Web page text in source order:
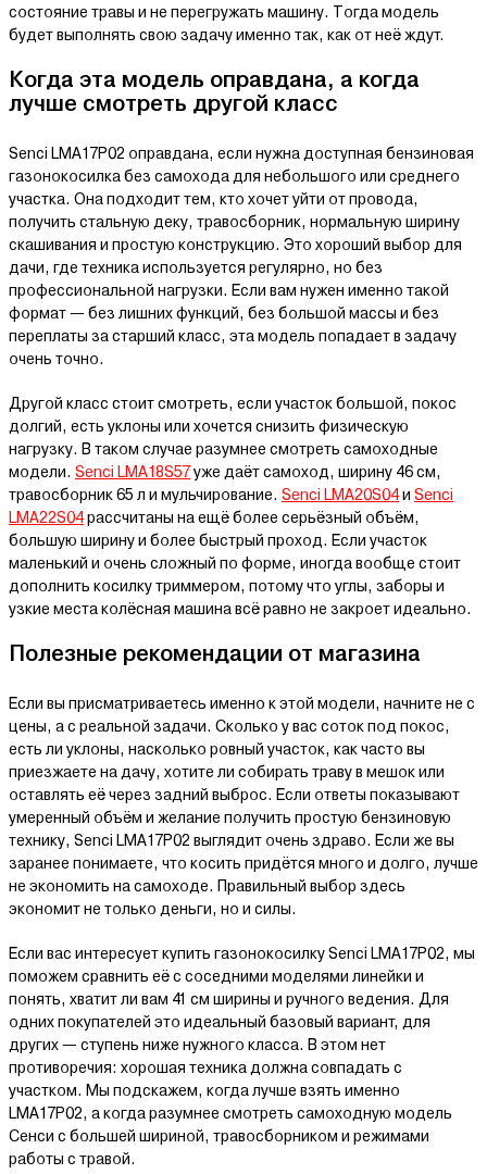
состояние травы и не перегружать машину. Тогда модель
будет выполнять свою задачу именно так, как от неё ждут.
Когда эта модель оправдана, а когда
лучше смотреть другой класс
Senci LMA17P02 оправдана, если нужна доступная бензиновая
газонокосилка без самохода для небольшого или среднего
участка. Она подходит тем, кто хочет уйти от провода,
получить стальную деку, травосборник, нормальную ширину
скашивания и простую конструкцию. Это хороший выбор для
дачи, где техника используется регулярно, но без
профессиональной нагрузки. Если вам нужен именно такой
формат — без лишних функций, без большой массы и без
переплаты за старший класс, эта модель попадает в задачу
очень точно.
Другой класс стоит смотреть, если участок большой, покос
долгий, есть уклоны или хочется снизить физическую
нагрузку. В таком случае разумнее смотреть самоходные
модели. Senci LMA18S57уже даёт самоход, ширину 46 см,
травосборник 65 л и мульчирование. Senci LMA20S04и Senci
LMA22S04рассчитаны на ещё более серьёзный объём,
большую ширину и более быстрый проход. Если участок
маленький и очень сложный по форме, иногда вообще стоит
дополнить косилку триммером, потому что углы, заборы и
узкие места колёсная машина всё равно не закроет идеально.
Полезные рекомендации от магазина
Если вы присматриваетесь именно к этой модели, начните не с
цены, а с реальной задачи. Сколько у вас соток под покос,
есть ли уклоны, насколько ровный участок, как часто вы
приезжаете на дачу, хотите ли собирать траву в мешок или
оставлять её через задний выброс. Если ответы показывают
умеренный объём и желание получить простую бензиновую
технику, Senci LMA17P02 выглядит очень здраво. Если же вы
заранее понимаете, что косить придётся много и долго, лучше
не экономить на самоходе. Правильный выбор здесь
экономит не только деньги, но и силы.
Если вас интересует купить газонокосилку Senci LMA17P02, мы
поможем сравнить её с соседними моделями линейки и
понять, хватит ли вам 41 см ширины и ручного ведения. Для
одних покупателей это идеальный базовый вариант, для
других — ступень ниже нужного класса. В этом нет
противоречия: хорошая техника должна совпадать с
участком. Мы подскажем, когда лучше взять именно
LMA17P02, а когда разумнее смотреть самоходную модель
Сенси с большей шириной, травосборником и режимами
работы с травой.